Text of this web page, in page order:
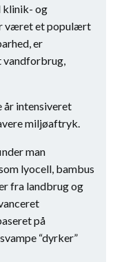
klinik- og
været et populært
er
vandforbrug,
år intensiveret
miljøaftryk.
man
lyocell, bambus
fra landbrug og
på
“dyrker”